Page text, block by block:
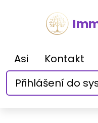
Asi
Kontakt
Přihlášení do